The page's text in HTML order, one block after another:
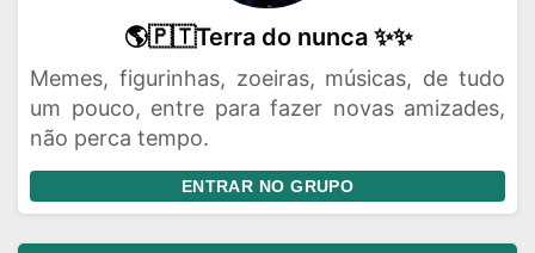
🌎🇵🇹Terra do nunca ✨✨
Memes, figurinhas, zoeiras, músicas, de tudo
um pouco, entre para fazer novas amizades,
não perca tempo.
ENTRAR NO GRUPO